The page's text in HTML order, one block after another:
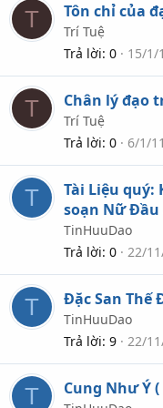
T Tôn chỉ của
Trí Tuệ
Trả lời 0 15/1/
T Chân lý đạo
Trí Tuệ
Trả lời 0 6/1/11
T
Tài Liệu quý:
soạn Nữ Đầu
TinHuuDao
Trả lời 0 22/
T Đặc San Thế
TinHuuDao
Trả lời 9 22/
T Cung Như Ý